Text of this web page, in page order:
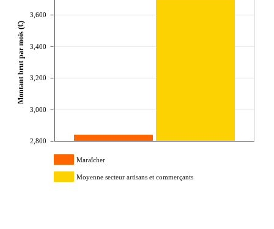
2,800
3,000
3,200
3,400
3,600
Montant brut par mois (€)
Maraîcher
Moyenne secteur artisans et commerçants